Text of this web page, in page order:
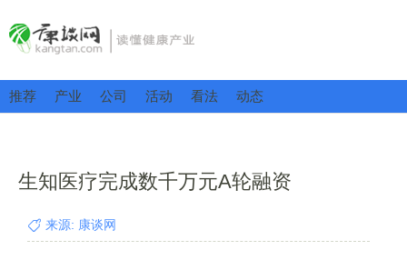
推荐 产业 公司 活动 看法 动态
生知医疗完成数千万元A轮融资
来源: 康谈网